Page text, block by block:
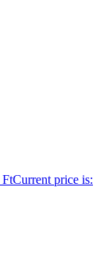
FtCurrent price is: